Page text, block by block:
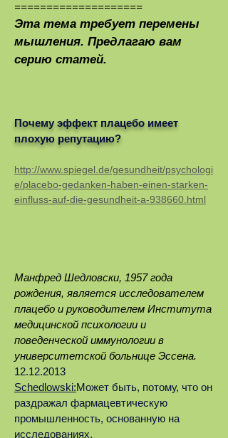
====================
Эта тема требует перемены
мышления. Предлагаю вам
серию статей.
Почему эффект плацебо имеет
плохую репутацию?
http://www.spiegel.de/gesundheit/psychologi
e/placebo-gedanken-haben-einen-starken-
einfluss-auf-die-gesundheit-a-938660.html
Манфред Шедловски, 1957 года
рождения, является исследователем
плацебо и руководителем Института
медицинской психологии и
поведенческой иммунологии в
университетской больнице Эссена.
12.12.2013
Schedlowski:Может быть, потому, что он
раздражал фармацевтическую
промышленность, основанную на
исследованиях.